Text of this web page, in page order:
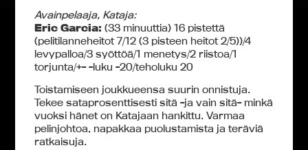
Avainpelaaja, Kataja:
Eric Garcia: (33 minuuttia) 16 pistettä
(pelitilanneheitot 7/12 (3 pisteen heitot 2/5))/4
levypalloa/3 syöttöä/1 menetys/2 riistoa/1
torjunta/+- -luku -20/teholuku 20
Toistamiseen joukkueensa suurin onnistuja.
Tekee sataprosenttisesti sitä -ja vain sitä- minkä
vuoksi hänet on Katajaan hankittu. Varmaa
pelinjohtoa, napakkaa puolustamista ja teräviä
ratkaisuja.